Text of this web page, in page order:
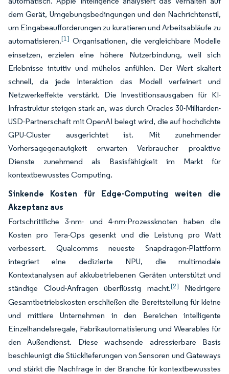
dem Gerät, Umgebungsbedingungen und den Nachrichtenstil,
um Eingabeaufforderungen zu kuratieren und Arbeitsabläufe zu
automatisieren.[1] Organisationen, die vergleichbare Modelle
einsetzen, erzielen eine höhere Nutzerbindung, weil sich
Erlebnisse intuitiv und mühelos anfühlen. Der Wert skaliert
schnell, da jede Interaktion das Modell verfeinert und
Netzwerkeffekte verstärkt. Die Investitionsausgaben für KI-
Infrastruktur steigen stark an, was durch Oracles 30-Milliarden-
USD-Partnerschaft mit OpenAI belegt wird, die auf hochdichte
GPU-Cluster ausgerichtet ist. Mit zunehmender
Vorhersagegenauigkeit erwarten Verbraucher proaktive
Dienste zunehmend als Basisfähigkeit im Markt für
kontextbewusstes Computing.
Sinkende Kosten für Edge-Computing weiten die
Akzeptanz aus
Fortschrittliche 3-nm- und 4-nm-Prozessknoten haben die
Kosten pro Tera-Ops gesenkt und die Leistung pro Watt
verbessert. Qualcomms neueste Snapdragon-Plattform
integriert eine dedizierte NPU, die multimodale
Kontextanalysen auf akkubetriebenen Geräten unterstützt und
ständige Cloud-Anfragen überflüssig macht.[2] Niedrigere
Gesamtbetriebskosten erschließen die Bereitstellung für kleine
und mittlere Unternehmen in den Bereichen intelligente
Einzelhandelsregale, Fabrikautomatisierung und Wearables für
den Außendienst. Diese wachsende adressierbare Basis
beschleunigt die Stücklieferungen von Sensoren und Gateways
und stärkt die Nachfrage in der Branche für kontextbewusstes